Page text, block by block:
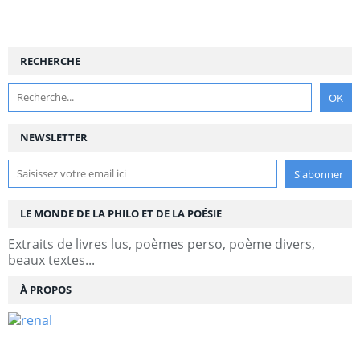
NEWSLETTER
RECHERCHE
LE MONDE DE LA PHILO ET DE LA POÉSIE
Extraits de livres lus, poèmes perso, poème divers,
beaux textes...
À PROPOS